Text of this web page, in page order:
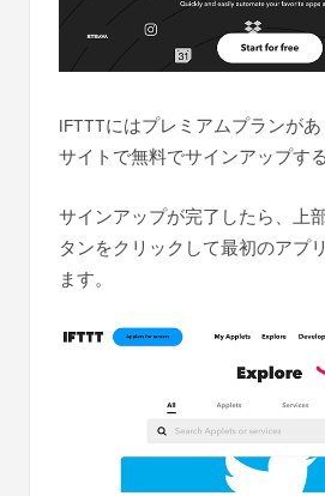
IFTTTにはプレミアムプランが
サイトで無料でサインアップす
サインアップが完了したら、上
タンをクリックして最初のアプ
ます。